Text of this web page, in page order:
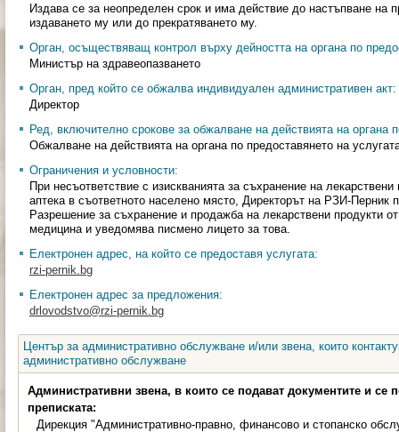
Издава се за неопределен срок и има действие до настъпване на
издаването му или до прекратяването му.
Орган, осъществяващ контрол върху дейността на органа по
Министър на здравеопазването
Орган, пред който се обжалва индивидуален административен акт:
Директор
Ред, включително срокове за обжалване на действията на органа
Обжалване на действията на органа по предоставянето на
Ограничения и условности:
При несъответствие с изискванията за съхранение на
аптека в съответното населено място, Директорът на РЗИ-Перник
Разрешение за съхранение и продажба на лекарствени продукти
медицина и уведомява писмено лицето за това.
Електронен адрес, на който се предоставя услугата:
rzi-pernik.bg
Електронен адрес за предложения:
drlovodstvo@rzi-pernik.bg
Център за административно обслужване и/или звена, които
административно обслужване
Административни звена, в които се подават документите и се
преписката:
Дирекция "Административно-правно, финансово и стопанско